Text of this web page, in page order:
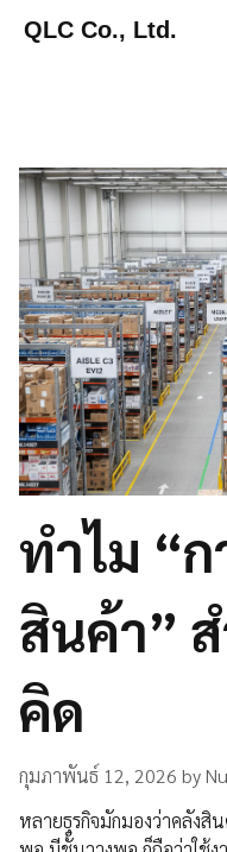
QLC Co., Ltd.
ทำไม “ก
สินค้า”
คิด
กุมภาพันธ์ 12, 2026 by
หลายธุรกิจมักมองว่าคลังสิ